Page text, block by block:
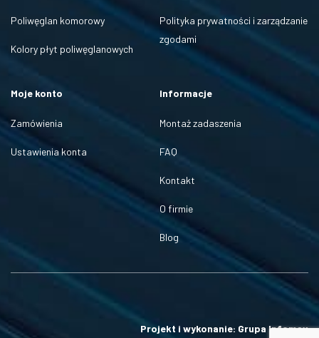
Poliwęglan komorowy
Kolory płyt poliwęglanowych
Moje konto
Zamówienia
Ustawienia konta
Polityka prywatności i zarządzanie
zgodami
Informacje
Montaż zadaszenia
FAQ
Kontakt
O firmie
Blog
Projekt i wykonanie: Grupa Infomax